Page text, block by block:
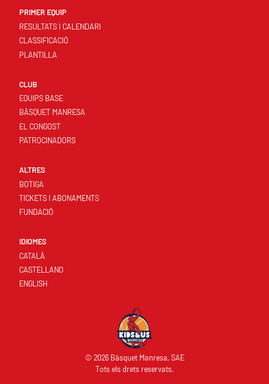
PRIMER EQUIP
RESULTATS I CALENDARI
CLASSIFICACIÓ
PLANTILLA
CLUB
EQUIPS BASE
BÀSQUET MANRESA
EL CONGOST
PATROCINADORS
ALTRES
BOTIGA
TICKETS I ABONAMENTS
FUNDACIÓ
IDIOMES
CATALÀ
CASTELLANO
ENGLISH
© 2026 Bàsquet Manresa, SAE
Tots els drets reservats.